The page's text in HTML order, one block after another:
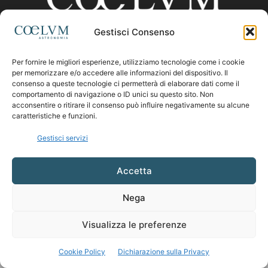
Gestisci Consenso
Per fornire le migliori esperienze, utilizziamo tecnologie come i cookie
per memorizzare e/o accedere alle informazioni del dispositivo. Il
consenso a queste tecnologie ci permetterà di elaborare dati come il
comportamento di navigazione o ID unici su questo sito. Non
acconsentire o ritirare il consenso può influire negativamente su alcune
caratteristiche e funzioni.
Gestisci servizi
Accetta
Nega
Visualizza le preferenze
Cookie Policy Dichiarazione sulla Privacy
CHI SIAMO
Contattaci:coelumastro@coelum.com